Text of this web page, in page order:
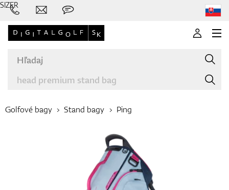
Značky
Palice
Golfové bagy Stand bagy Ping
SIZER